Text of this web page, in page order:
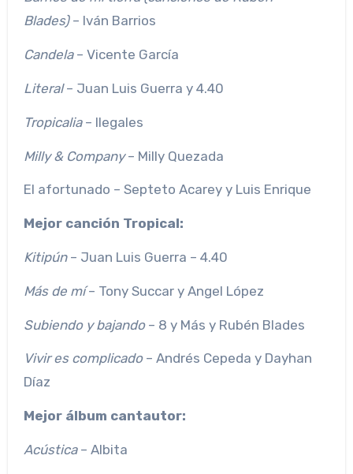
Blades)– Iván Barrios
Candela– Vicente García
Literal– Juan Luis Guerra y 4.40
Tropicalia– Ilegales
Milly & Company– Milly Quezada
El afortunado – Septeto Acarey y Luis Enrique
Mejor canción Tropical:
Kitipún– Juan Luis Guerra – 4.40
Más de mí– Tony Succar y Angel López
Subiendo y bajando– 8 y Más y Rubén Blades
Vivir es complicado– Andrés Cepeda y Dayhan
Díaz
Mejor álbum cantautor:
Acústica– Albita